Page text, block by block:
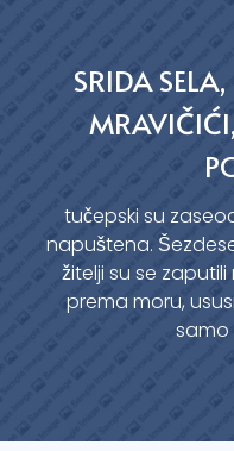
SRIDA
tučepski su
napuštena.
žitelji su se
prema moru,
samo